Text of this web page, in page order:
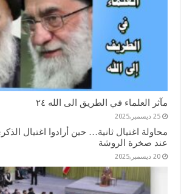
مآثر العلماء في الطريق الى الله ٢٤
25 ديسمبر,2025
محاولة اغتيال ثانية… حين أرادوا اغتيال
عند صخرة الروشة
20 ديسمبر,2025